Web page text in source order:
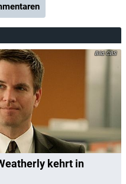
CBS
kehrt in